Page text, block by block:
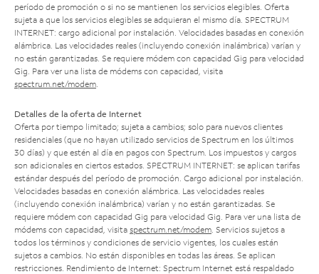
período de promoción o si no se mantienen los servicios elegibles. Oferta
sujeta a que los servicios elegibles se adquieran el mismo día. SPECTRUM
INTERNET: cargo adicional por instalación. Velocidades basadas en conexión
alámbrica. Las velocidades reales (incluyendo conexión inalámbrica) varían y
no están garantizadas. Se requiere módem con capacidad Gig para velocidad
Gig. Para ver una lista de módems con capacidad, visita
spectrum.net/modem
Detalles de la oferta de Internet
Oferta por tiempo limitado; sujeta a cambios; solo para nuevos clientes
residenciales (que no hayan utilizado servicios de Spectrum en los últimos
30 días) y que estén al día en pagos con Spectrum. Los impuestos y cargos
son adicionales en ciertos estados. SPECTRUM INTERNET: se aplican tarifas
estándar después del período de promoción. Cargo adicional por instalación.
Velocidades basadas en conexión alámbrica. Las velocidades reales
(incluyendo conexión inalámbrica) varían y no están garantizadas. Se
requiere módem con capacidad Gig para velocidad Gig. Para ver una lista de
módems con capacidad, visita spectrum.net/modem . Servicios sujetos a
todos los términos y condiciones de servicio vigentes, los cuales están
sujetos a cambios. No están disponibles en todas las áreas. Se aplican
restricciones. Rendimiento de Internet: Spectrum Internet está respaldado